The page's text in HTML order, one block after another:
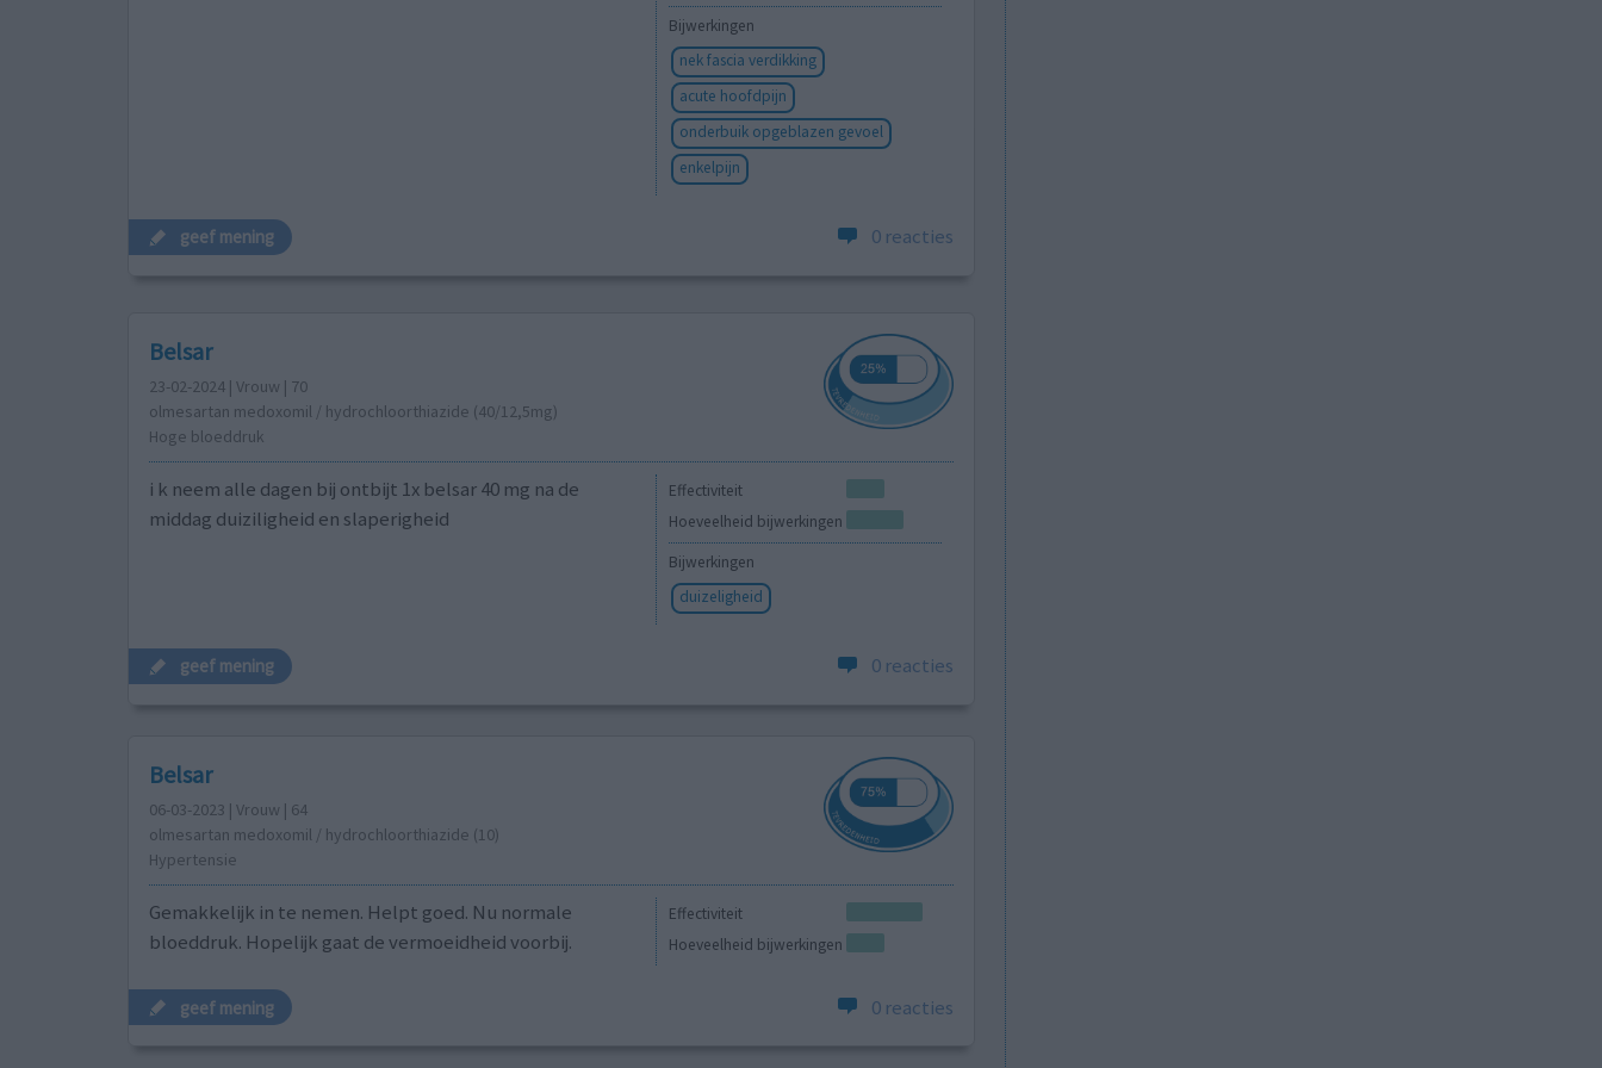
Bijwerkingen
nek fascia verdikking
acute hoofdpijn
onderbuik opgeblazen gevoel
enkelpijn
geef mening 0 reacties
Belsar
23-02-2024 | Vrouw | 70
olmesartan medoxomil / hydrochloorthiazide (40/12,5mg)
Hoge bloeddruk
Effectiviteit
Hoeveelheid bijwerkingen
Bijwerkingen
duizeligheid
i k neem alle dagen bij ontbijt 1x belsar 40 mg na de
middag duiziligheid en slaperigheid
geef mening 0 reacties
Belsar
06-03-2023 | Vrouw | 64
olmesartan medoxomil / hydrochloorthiazide (10)
Hypertensie
Effectiviteit
Hoeveelheid bijwerkingen
Gemakkelijk in te nemen. Helpt goed. Nu normale
bloeddruk. Hopelijk gaat de vermoeidheid voorbij.
geef mening 0 reacties